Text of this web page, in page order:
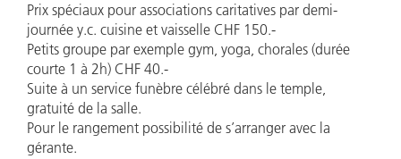
Prix spéciaux pour associations caritatives par demi-
journée y.c. cuisine et vaisselle CHF 150.-
Petits groupe par exemple gym, yoga, chorales (durée
courte 1 à 2h) CHF 40.-
Suite à un service funèbre célébré dans le temple,
gratuité de la salle.
Pour le rangement possibilité de s’arranger avec la
gérante.